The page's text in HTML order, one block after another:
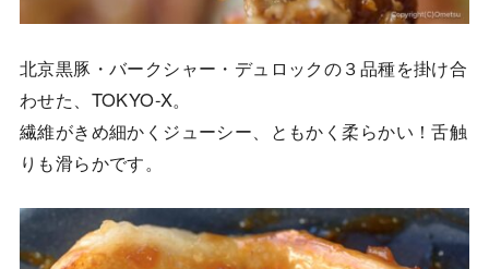
北京黒豚・バークシャー・デュロックの３品種を掛け合
わせた、TOKYO-X。
繊維がきめ細かくジューシー、ともかく柔らかい！舌触
りも滑らかです。